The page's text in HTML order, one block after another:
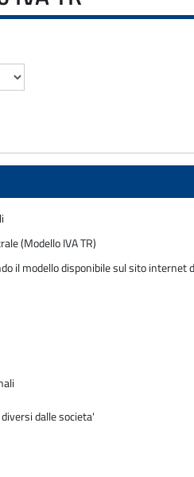
(Modello IVA TR)
il modello disponibile sul sito internet
dalle societa'